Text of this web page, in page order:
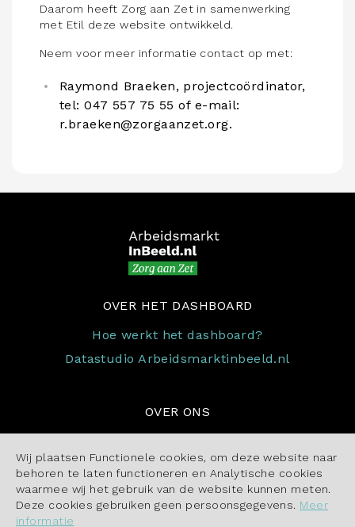
Wij plaatsen Functionele cookies, om deze website naar
behoren te laten functioneren en Analytische cookies
waarmee wij het gebruik van de website kunnen meten.
Deze cookies gebruiken geen persoonsgegevens. Meer
informatie
Daarom heeft Zorg aan Zet in samenwerking
met Etil deze website ontwikkeld.
Neem voor meer informatie contact op met:
Raymond Braeken, projectcoördinator,
tel: 047 557 75 55 of e-mail:
r.braeken@zorgaanzet.org.
OVER HET DASHBOARD
Hoe werkt het dashboard?
Datastudio Arbeidsmarktinbeeld.nl
OVER ONS
Cookiebeleid